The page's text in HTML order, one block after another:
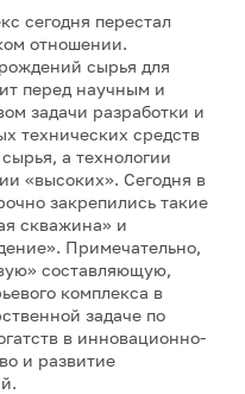
сегодня перестал
отношении.
сырья для
перед научным и
задачи разработки и
технических средств
а технологии
«высоких». Сегодня в
закрепились такие
скважина» и
Примечательно,
составляющую,
комплекса в
задаче по
в инновационно-
и развитие